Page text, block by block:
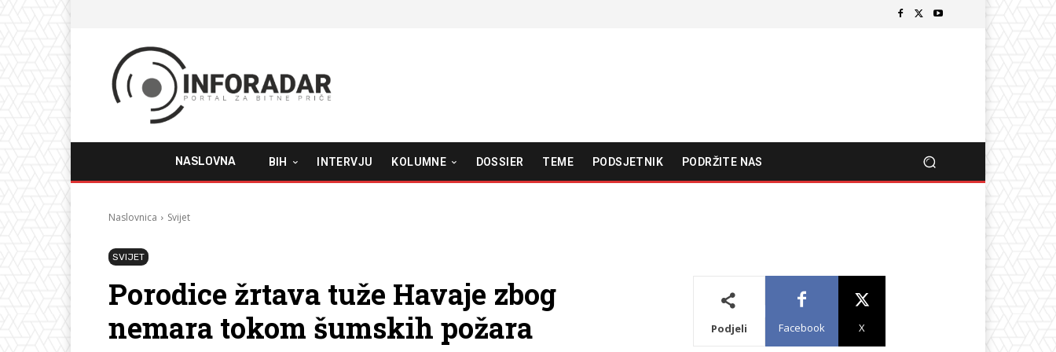
NASLOVNA BIH INTERVJU KOLUMNE DOSSIER TEME PODSJETNIK PODRŽITE NAS
Naslovnica Svijet
SVIJET
Porodice žrtava tuže Havaje zbog
nemara tokom šumskih požara
Podjeli Facebook X